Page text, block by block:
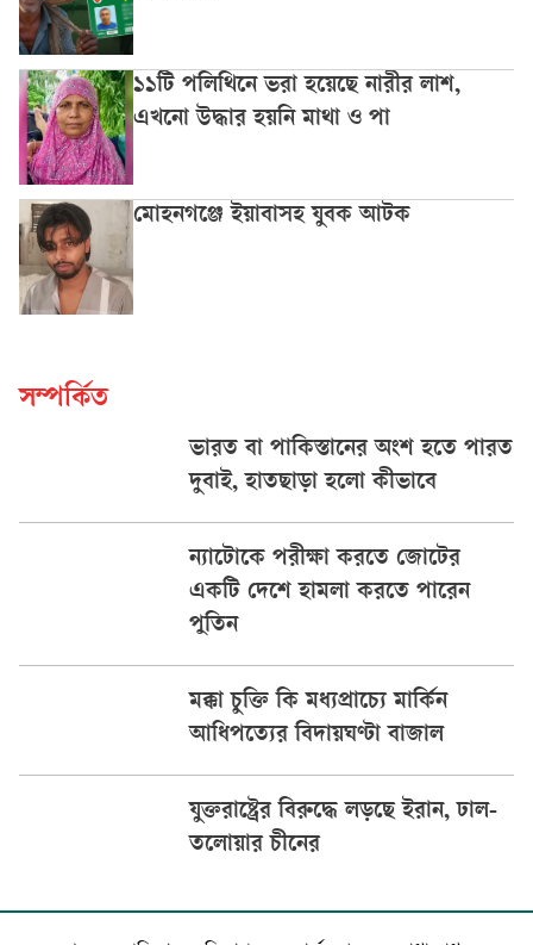
১১টি পলিথিনে ভরা হয়েছে নারীর লাশ,
এখনো উদ্ধার হয়নি মাথা ও পা
মোহনগঞ্জে ইয়াবাসহ যুবক আটক
সম্পর্কিত
ভারত বা পাকিস্তানের অংশ হতে পারত
দুবাই, হাতছাড়া হলো কীভাবে
ন্যাটোকে পরীক্ষা করতে জোটের
একটি দেশে হামলা করতে পারেন
পুতিন
মক্কা চুক্তি কি মধ্যপ্রাচ্যে মার্কিন
আধিপত্যের বিদায়ঘণ্টা বাজাল
যুক্তরাষ্ট্রের বিরুদ্ধে লড়ছে ইরান, ঢাল-
তলোয়ার চীনের